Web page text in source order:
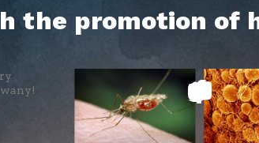
the promotion of